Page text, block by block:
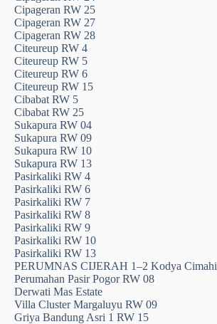
Cipageran RW 25
Cipageran RW 27
Cipageran RW 28
Citeureup RW 4
Citeureup RW 5
Citeureup RW 6
Citeureup RW 15
Cibabat RW 5
Cibabat RW 25
Sukapura RW 04
Sukapura RW 09
Sukapura RW 10
Sukapura RW 13
Pasirkaliki RW 4
Pasirkaliki RW 6
Pasirkaliki RW 7
Pasirkaliki RW 8
Pasirkaliki RW 9
Pasirkaliki RW 10
Pasirkaliki RW 13
PERUMNAS CIJERAH 1–2 Kodya Cimahi
Perumahan Pasir Pogor RW 08
Derwati Mas Estate
Villa Cluster Margaluyu RW 09
Griya Bandung Asri 1 RW 15